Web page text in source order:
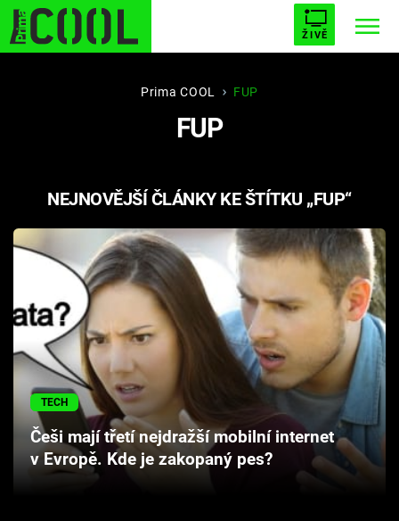
ŽIVĚ
BUFFY, PŘEMOŽITELKA UPÍRŮ
AVENGERS 5
Témata
Seriály
Hry
Cool Esport
Pořady
Prima COOL FUP
FUP
NEJNOVĚJŠÍ ČLÁNKY KE ŠTÍTKU „FUP“
TECH
Češi mají třetí nejdražší mobilní internet
v Evropě. Kde je zakopaný pes?